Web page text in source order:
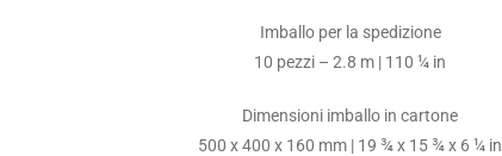
Imballo per la spedizione
10 pezzi – 2.8 m | 110 ¼ in
Dimensioni imballo in cartone
500 x 400 x 160 mm | 19 ¾ x 15 ¾ x 6 ¼ in